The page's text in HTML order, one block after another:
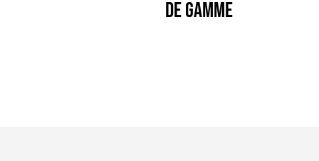
de gamme